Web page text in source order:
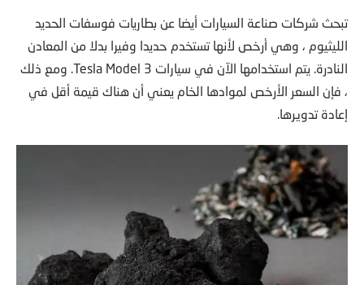
تبحث شركات صناعة السيارات أيضا عن بطاريات فوسفات الحديد
الليثيوم ، وهي أرخص لأنها تستخدم حديدا وفيرا بدلا من المعادن
النادرة. يتم استخدامها الآن في سيارات Tesla Model 3. ومع ذلك
، فإن السعر الأرخص لموادها الخام يعني أن هناك قيمة أقل في
إعادة تدويرها.